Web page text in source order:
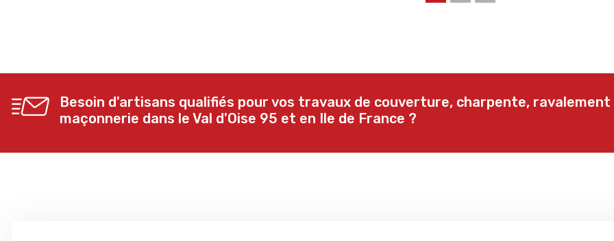
Besoin d'artisans qualifiés pour vos travaux de couverture, charpente, ravalement
maçonnerie dans le Val d'Oise 95 et en Ile de France ?